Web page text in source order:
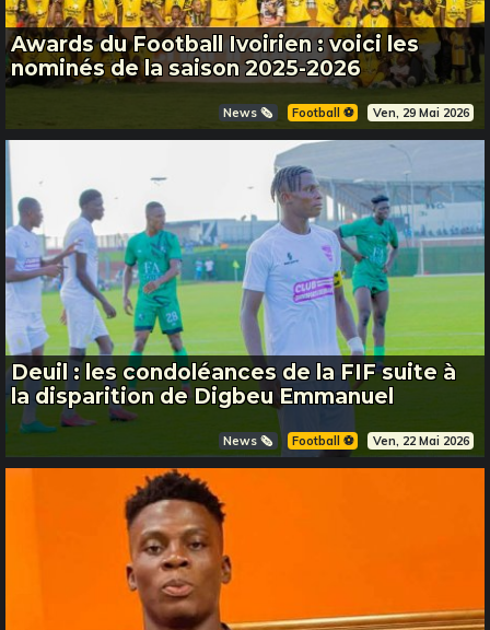
Awards du Football Ivoirien : voici les
nominés de la saison 2025-2026
News 🗞️ Football ⚽️ Ven, 29 Mai 2026
Deuil : les condoléances de la FIF suite à
la disparition de Digbeu Emmanuel
News 🗞️ Football ⚽️ Ven, 22 Mai 2026